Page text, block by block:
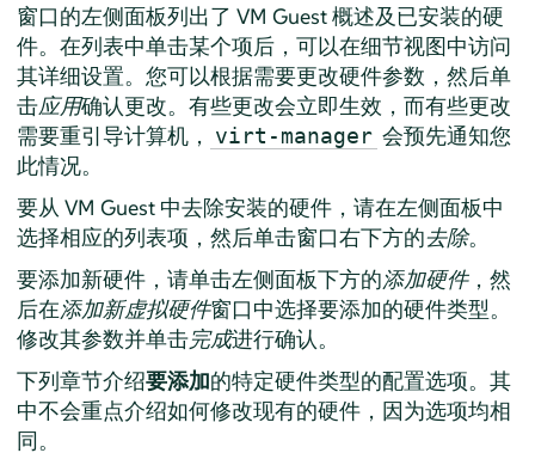
窗口的左侧面板列出了 VM Guest 概述及已安装的硬
件。在列表中单击某个项后，可以在细节视图中访问
其详细设置。您可以根据需要更改硬件参数，然后单
击应用确认更改。有些更改会立即生效，而有些更改
需要重引导计算机， virt-manager 会预先通知您
此情况。
要从 VM Guest 中去除安装的硬件，请在左侧面板中
选择相应的列表项，然后单击窗口右下方的去除。
要添加新硬件，请单击左侧面板下方的添加硬件，然
后在添加新虚拟硬件窗口中选择要添加的硬件类型。
修改其参数并单击完成进行确认。
下列章节介绍要添加的特定硬件类型的配置选项。其
中不会重点介绍如何修改现有的硬件，因为选项均相
同。